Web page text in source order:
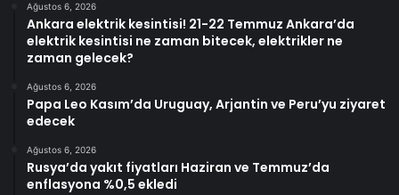
Ağustos 6, 2026
Ankara elektrik kesintisi! 21-22 Temmuz Ankara’da
elektrik kesintisi ne zaman bitecek, elektrikler ne
zaman gelecek?
Ağustos 6, 2026
Papa Leo Kasım’da Uruguay, Arjantin ve Peru’yu ziyaret
edecek
Ağustos 6, 2026
Rusya’da yakıt fiyatları Haziran ve Temmuz’da
enflasyona %0,5 ekledi